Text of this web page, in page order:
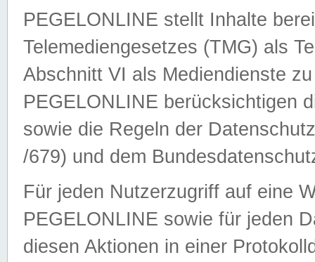
PEGELONLINE stellt Inhalte
Telemediengesetzes (TMG) als
Abschnitt VI als Mediendienste
PEGELONLINE berücksichtigen
sowie die Regeln der
/679) und dem
Für jeden Nutzerzugriff auf eine
PEGELONLINE sowie für jeden
diesen Aktionen in einer